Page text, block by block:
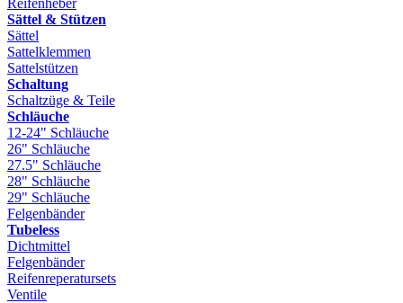
Sättel & Stützen
Sättel
Sattelklemmen
Sattelstützen
Schaltung
Schaltzüge & Teile
Schläuche
12-24" Schläuche
26" Schläuche
27.5" Schläuche
28" Schläuche
29" Schläuche
Felgenbänder
Tubeless
Dichtmittel
Felgenbänder
Reifenreperatursets
Ventile